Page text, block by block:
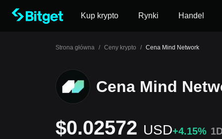
Kup krypto Rynki Handel
Strona główna / Ceny krypto / Cena Mind Network
Cena Mind
$0.02572 USD+4.15%